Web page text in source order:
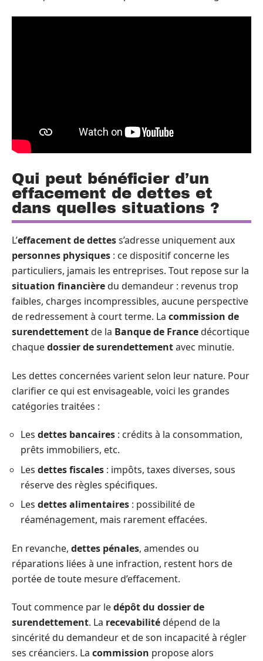
Qui peut bénéficier d’un
effacement de dettes et
dans quelles situations ?
L’effacement de dettess’adresse uniquement aux
personnes physiques : ce dispositif concerne les
particuliers, jamais les entreprises. Tout repose sur la
situation financièredu demandeur : revenus trop
faibles, charges incompressibles, aucune perspective
de redressement à court terme. La commission de
surendettementde la Banque de Francedécortique
chaquedossier de surendettementavec minutie.
Les dettes concernées varient selon leur nature. Pour
clarifier ce qui est envisageable, voici les grandes
catégories traitées :
Les dettes bancaires : crédits à la consommation,
prêts immobiliers, etc.
Les dettes fiscales : impôts, taxes diverses, sous
réserve des règles spécifiques.
Les dettes alimentaires : possibilité de
réaménagement, mais rarement effacées.
En revanche, dettes pénales, amendes ou
réparations liées à une infraction, restent hors de
portée de toute mesure d’effacement.
Tout commence par ledépôt du dossier de
surendettement. La recevabilitédépend de la
sincérité du demandeur et de son incapacité à régler
ses créanciers. La commission propose alors